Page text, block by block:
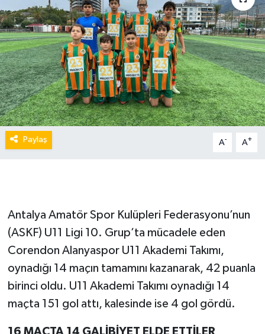
Paylaş A- A+
Antalya Amatör Spor Kulüpleri Federasyonu’nun
(ASKF) U11 Ligi 10. Grup’ta mücadele eden
Corendon Alanyaspor U11 Akademi Takımı,
oynadığı 14 maçın tamamını kazanarak, 42 puanla
birinci oldu. U11 Akademi Takımı oynadığı 14
maçta 151 gol attı, kalesinde ise 4 gol gördü.